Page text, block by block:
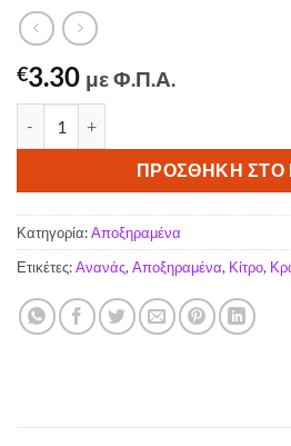
€3.30 με Φ.Π.Α.
ΠΡΟΣΘΉΚΗ ΣΤΟ
Κατηγορία:Αποξηραμένα
Ετικέτες:Ανανάς,Αποξηραμένα, Κίτρο,